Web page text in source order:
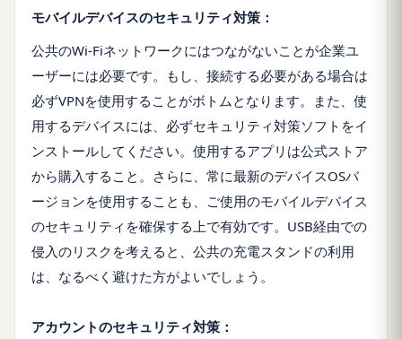
モバイルデバイスのセキュリティ対策：
公共のWi-Fiネットワークにはつながないことが企業ユ
ーザーには必要です。もし、接続する必要がある場合は
必ずVPNを使用することがボトムとなります。また、使
用するデバイスには、必ずセキュリティ対策ソフトをイ
ンストールしてください。使用するアプリは公式ストア
から購入すること。さらに、常に最新のデバイスOSバ
ージョンを使用することも、ご使用のモバイルデバイス
のセキュリティを確保する上で有効です。USB経由での
侵入のリスクを考えると、公共の充電スタンドの利用
は、なるべく避けた方がよいでしょう。
アカウントのセキュリティ対策：